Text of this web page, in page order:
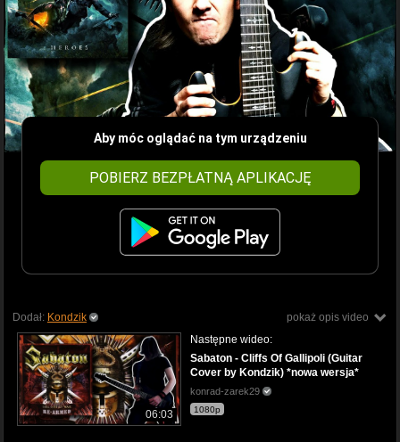
Aby móc oglądać na tym urządzeniu
POBIERZ BEZPŁATNĄ APLIKACJĘ
pokaż opis video
Dodał: Kondzik
06:03
Następne wideo:
Sabaton - Cliffs Of Gallipoli (Guitar
Cover by Kondzik) *nowa wersja*
konrad-zarek29
1080p